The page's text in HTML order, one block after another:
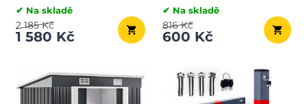
✔ Na skladě
1 580 Kč
2 185 Kč
✔ Na skladě
600 Kč
816 Kč